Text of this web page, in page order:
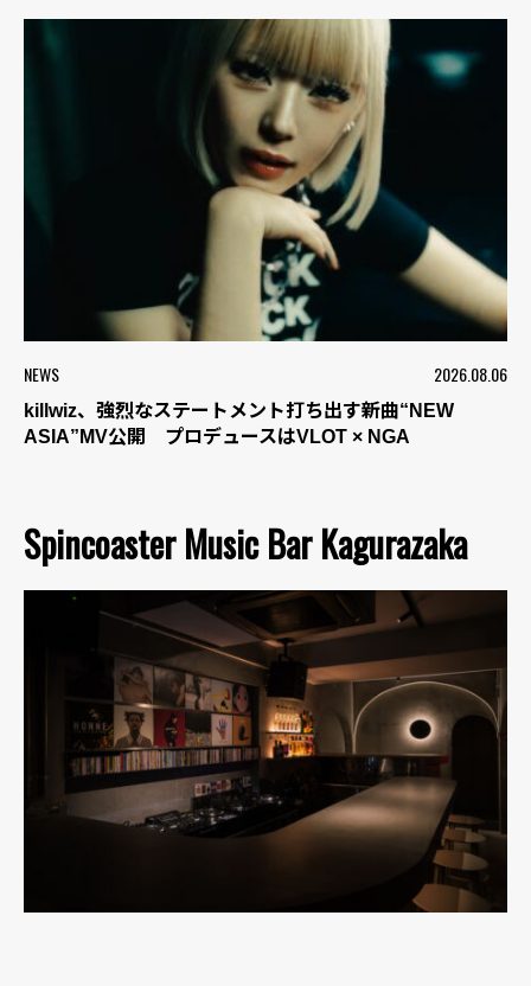
NEWS 2026.08.06
killwiz、強烈なステートメント打ち出す新曲“NEW
ASIA”MV公開 プロデュースはVLOT × NGA
Spincoaster Music Bar Kagurazaka